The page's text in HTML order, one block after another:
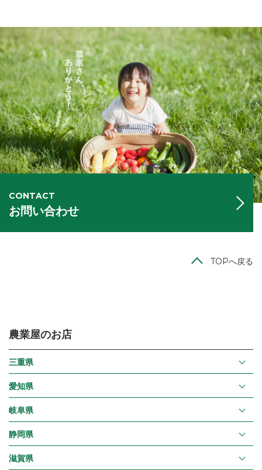
CONTACT
お問い合わせ
TOPへ戻る
農業屋のお店
三重県
愛知県
岐阜県
静岡県
滋賀県